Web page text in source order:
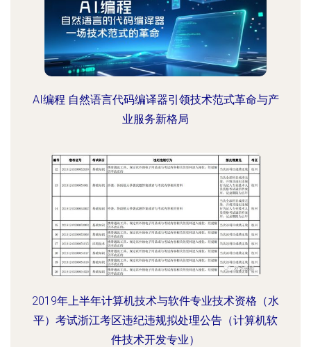
AI编程 自然语言代码编译器引领技术范式革命与产
业服务新格局
2019年上半年计算机技术与软件专业技术资格（水
平）考试浙江考区违纪违规拟处理公告（计算机软
件技术开发专业）